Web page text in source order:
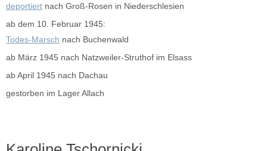
deportiert nach Groß-Rosen in Niederschlesien
ab dem 10. Februar 1945:
Todes-Marsch nach Buchenwald
ab März 1945 nach Natzweiler-Struthof im Elsass
ab April 1945 nach Dachau
gestorben im Lager Allach